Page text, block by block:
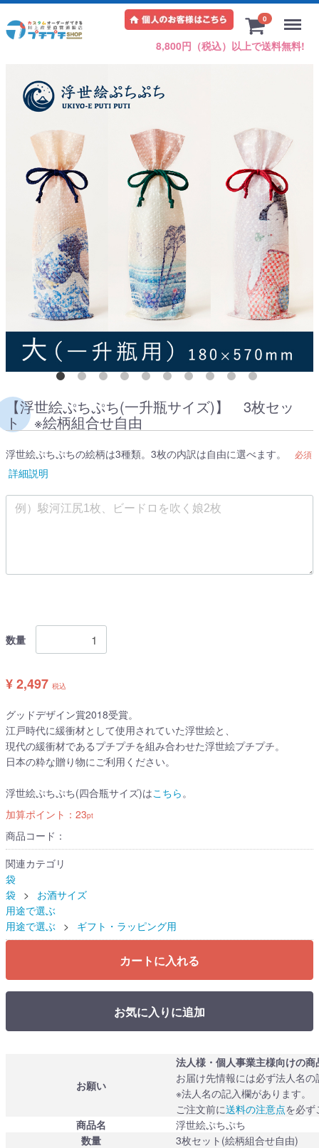
0
8,800円（税込）以上で送料無料!
Menu
【浮世絵ぷちぷち(一升瓶サイズ)】 3枚セッ
ト ※絵柄組合せ自由
浮世絵ぷちぷちの絵柄は3種類。3枚の内訳は自由に選べます。 必須
詳細説明
数量
¥ 2,497 税込
グッドデザイン賞2018受賞。
江戸時代に緩衝材として使用されていた浮世絵と、
現代の緩衝材であるプチプチを組み合わせた浮世絵プチプチ。
日本の粋な贈り物にご利用ください。
浮世絵ぷちぷち(四合瓶サイズ)はこちら。
加算ポイント： 23pt
商品コード：
関連カテゴリ
袋
袋
お酒サイズ
用途で選ぶ
用途で選ぶ
ギフト・ラッピング用
カートに入れる
お気に入りに追加
お願い
法人様・個人事業主様向けの商
お届け先情報には必ず法人名
※法人名の記入欄があります。
ご注文前に送料の注意点を必ず
商品名
浮世絵ぷちぷち
数量
3枚セット(絵柄組合せ自由)